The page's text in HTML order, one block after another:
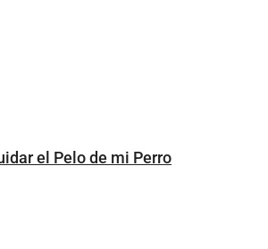
el Pelo de mi Perro